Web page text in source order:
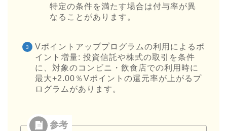
特定の条件を満たす場合は付与率が異
なることがあります。
Vポイントアッププログラムの利用によるポ
イント増量: 投資信託や株式の取引を条件
に、対象のコンビニ・飲食店での利用時に
最大+2.00％Vポイントの還元率が上がるプ
ログラムがあります。